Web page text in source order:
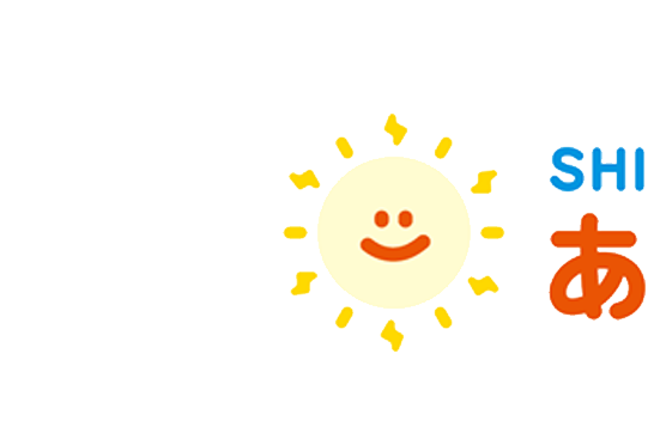
ショールーム来館のご予約
料理教室のお申し込み
お近くの静岡ガス